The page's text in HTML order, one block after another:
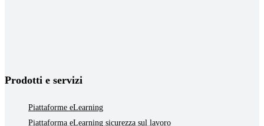
Prodotti e servizi
Piattaforme eLearning
Piattaforma eLearning sicurezza sul lavoro